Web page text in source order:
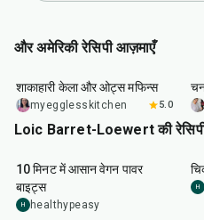
और अमेरिकी रेसिपी आज़माएँ
40
शाकाहारी केला और ओट्स मफिन्स
myegglesskitchen 5.0
Loic Barret-Loewert की
10 मिनट में आसान वेगन पावर
बाइट्स
H healthypeasy
H